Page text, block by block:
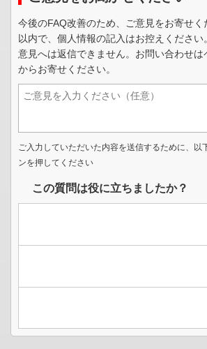
今後のFAQ改善のため、ご意見をお寄せ
以内で、個人情報の記入はお控えくださ
意見へは返信できません。お問い合わせは
からお寄せください。
ご入力していただいた内容を送信するために、以
ンを押してください
この質問は役に立ちましたか？